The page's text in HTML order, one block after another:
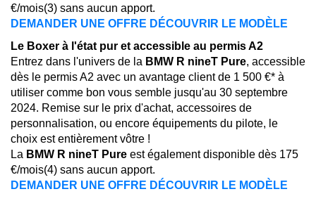
€/mois(3) sans aucun apport.
DEMANDER UNE OFFRE DÉCOUVRIR LE MODÈLE
Le Boxer à l'état pur et accessible au permis A2
Entrez dans l'univers de la BMW R nineT Pure, accessible
dès le permis A2 avec un avantage client de 1 500 €* à
utiliser comme bon vous semble jusqu'au 30 septembre
2024. Remise sur le prix d'achat, accessoires de
personnalisation, ou encore équipements du pilote, le
choix est entièrement vôtre !
La BMW R nineT Pure est également disponible dès 175
€/mois(4) sans aucun apport.
DEMANDER UNE OFFRE DÉCOUVRIR LE MODÈLE